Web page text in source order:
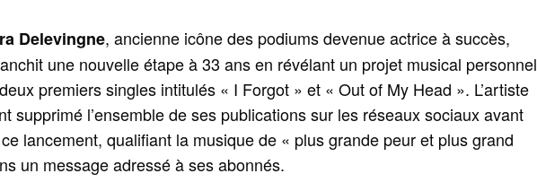
Delevingne, ancienne icône des podiums devenue actrice à succès,
une nouvelle étape à 33 ans en révélant un projet musical personnel
premiers singles intitulés « I Forgot » et « Out of My Head ». L’artiste
supprimé l’ensemble de ses publications sur les réseaux sociaux avant
ce lancement, qualifiant la musique de « plus grande peur et plus grand
un message adressé à ses abonnés.